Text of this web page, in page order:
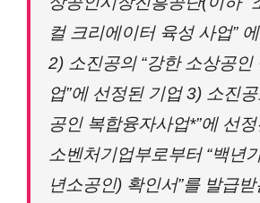
컬 크리에이터 육성 사업”
2) 소진공의 “강한 소상공인
업”에 선정된 기업 3) 소진
공인 복합융자사업*”에 선
소벤처기업부로부터 “백년
년소공인) 확인서”를 발급